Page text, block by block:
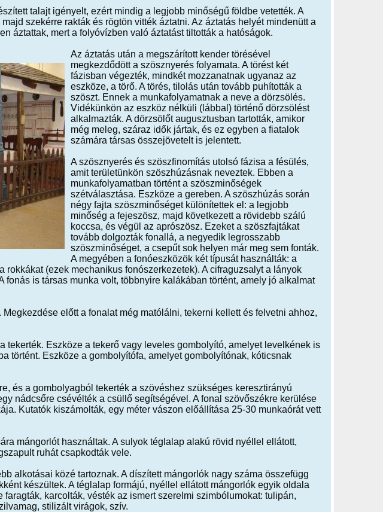
talajt igényelt, ezért mindig a legjobb minőségű földbe vetették. A
szekérre rakták és rögtön vitték áztatni. Az áztatás helyét mindenütt a
áztattak, mert a folyóvízben való áztatást tiltották a hatóságok.
Az áztatás után a megszárított kender törésével
megkezdődött a szösznyerés folyamata. A törést két
fázisban végezték, mindkét mozzanatnak ugyanaz az
eszköze, a törő. A törés, tilolás után tovább puhították a
szöszt. Ennek a munkafolyamatnak a neve a dörzsölés.
Vidékünkön az eszköz nélküli (lábbal) történő dörzsölést
alkalmazták. A dörzsölőt augusztusban tartották, amikor
még meleg, száraz idők jártak, és ez egyben a fiatalok
számára társas összejövetelt is jelentett.
A szösznyerés és szöszfinomítás utolsó fázisa a fésülés,
amit területünkön szöszhúzásnak neveztek. Ebben a
munkafolyamatban történt a szöszminőségek
szétválasztása. Eszköze a gereben. A szöszhúzás során
négy fajta szöszminőséget különítettek el: a legjobb
minőség a fejeszösz, majd következett a rövidebb szálú
koccsa, és végül az aprószösz. Ezeket a szöszfajtákat
tovább dolgozták fonallá, a negyedik legrosszabb
szöszminőséget, a csepűt sok helyen már meg sem fonták.
A megyében a fonóeszközök két típusát használták: a
rokkákat (ezek mechanikus fonószerkezetek). A cifraguzsalyt a lányok
fonás is társas munka volt, többnyire kalákában történt, amely jó alkalmat
előtt a fonalat még matólálni, tekerni kellett és felvetni ahhoz,
tekerték. Eszköze a tekerő vagy leveles gombolyító, amelyet levelkének is
történt. Eszköze a gombolyítófa, amelyet gombolyítónak, kóticsnak
és a gombolyagból tekerték a szövéshez szükséges keresztirányú
nádcsőre csévélték a csüllő segítségével. A fonal szövőszékre kerülése
Kutatók kiszámolták, egy méter vászon előállítása 25-30 munkaórát vett
mángorlót használtak. A sulyok téglalap alakú rövid nyéllel ellátott,
ruhát csapkodták vele.
alkotásai közé tartoznak. A díszített mángorlók nagy száma összefügg
készültek. A téglalap formájú, nyéllel ellátott mángorlók egyik oldala
karcolták, vésték az ismert szerelmi szimbólumokat: tulipán,
stilizált virágok, szív.